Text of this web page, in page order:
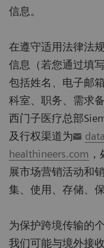
信息。
在遵守适用法律法
信息（若您通过填
包括姓名、电子邮
科室、职务、需求
西门子医疗总部
及行权渠道为
healthineers.com
展市场营销活动和
集、使用、存储、
为保护跨境传输的
我们可能与境外接